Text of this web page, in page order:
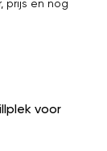
prijs en nog
voor